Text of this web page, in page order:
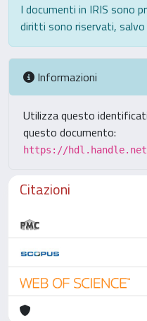
I documenti in IRIS sono
diritti sono riservati, salvo
Informazioni
Utilizza questo
questo documento:
https://hdl.handle.net/
Citazioni